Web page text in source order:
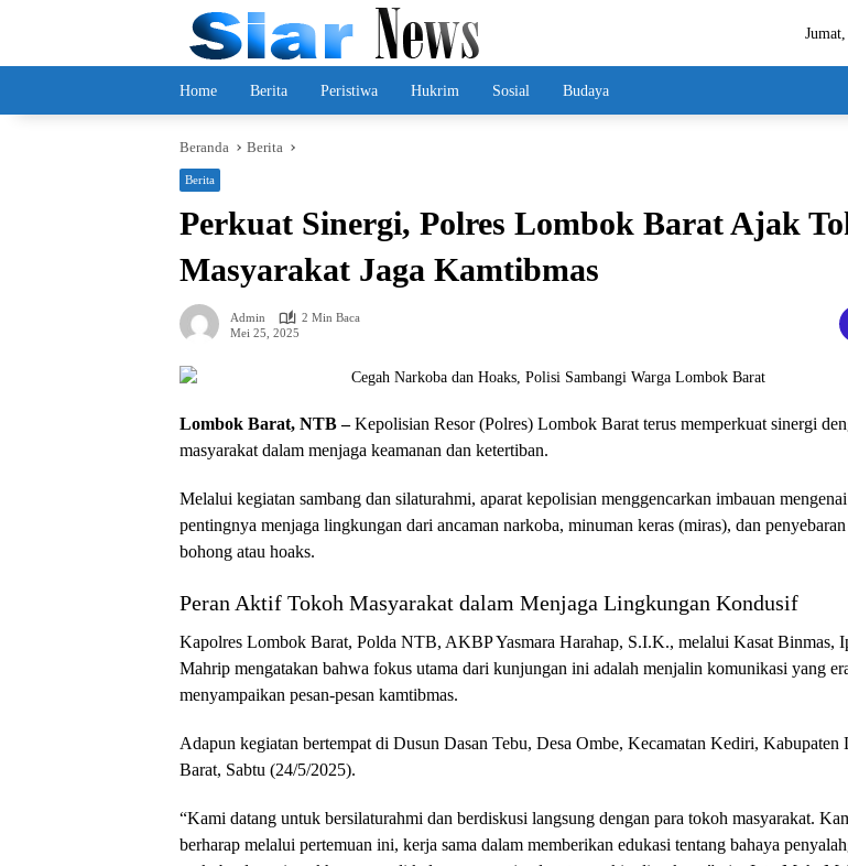
Home Berita Peristiwa Hukrim Sosial Budaya
Beranda Berita
Berita
Perkuat Sinergi, Polres Lombok Barat Ajak
Masyarakat Jaga Kamtibmas
Admin
2 Min Baca
Mei 25, 2025
Lombok Barat, NTB –Kepolisian Resor (Polres) Lombok Barat terus memperkuat sinergi
masyarakat dalam menjaga keamanan dan ketertiban.
Melalui kegiatan sambang dan silaturahmi, aparat kepolisian menggencarkan imbauan mengenai
pentingnya menjaga lingkungan dari ancaman narkoba, minuman keras (miras), dan
bohong atau hoaks.
Peran Aktif Tokoh Masyarakat dalam Menjaga Lingkungan Kondusif
Kapolres Lombok Barat, Polda NTB, AKBP Yasmara Harahap, S.I.K., melalui Kasat Binmas,
Mahrip mengatakan bahwa fokus utama dari kunjungan ini adalah menjalin komunikasi yang
menyampaikan pesan-pesan kamtibmas.
Adapun kegiatan bertempat di Dusun Dasan Tebu, Desa Ombe, Kecamatan Kediri, Kabupaten
Barat, Sabtu (24/5/2025).
“Kami datang untuk bersilaturahmi dan berdiskusi langsung dengan para tokoh masyarakat.
berharap melalui pertemuan ini, kerja sama dalam memberikan edukasi tentang bahaya